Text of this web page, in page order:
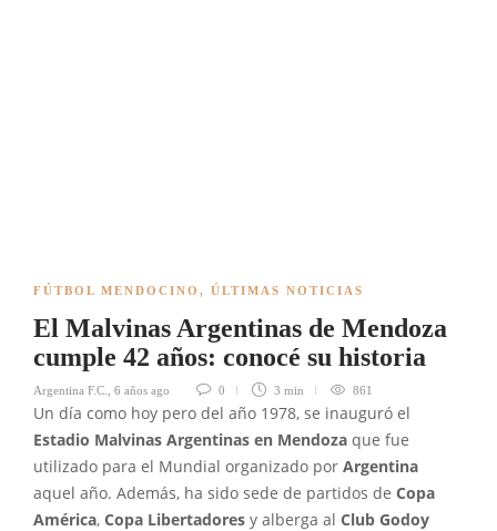
FÚTBOL MENDOCINO , ÚLTIMAS NOTICIAS
El Malvinas Argentinas de Mendoza
cumple 42 años: conocé su historia
Argentina F.C. 6 años ago 0 3 min 861
Un día como hoy pero del año 1978, se inauguró el
Estadio Malvinas Argentinas en Mendoza que fue
utilizado para el Mundial organizado por Argentina
aquel año. Además, ha sido sede de partidos de Copa
América, Copa Libertadores y alberga al Club Godoy